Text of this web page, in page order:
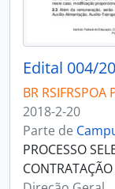
Edital 004/
BR
2018-2-20
Parte de
PROCESSO